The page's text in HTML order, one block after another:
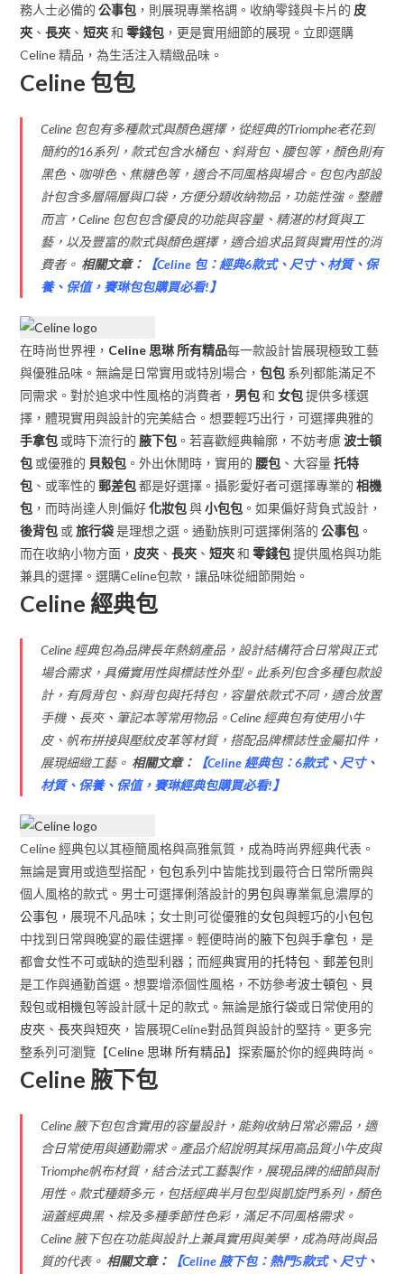
務人士必備的公事包 ，則展現專業格調。收納零錢與卡片的 皮
夾 、長夾 、短夾和零錢包 ，更是實用細節的展現。立即選購
Celine 精品，為生活注入精緻品味。
Celine 包包
Celine 包包有多種款式與顏色選擇，從經典的Triomphe老花到
簡約的16系列，款式包含水桶包、斜背包、腰包等，顏色則有
黑色、咖啡色、焦糖色等，適合不同風格與場合。包包內部設
計包含多層隔層與口袋，方便分類收納物品，功能性強。整體
而言，Celine 包包包含優良的功能與容量、精湛的材質與工
藝，以及豐富的款式與顏色選擇，適合追求品質與實用性的消
費者。 相關文章： 【Celine 包：經典6款式、尺寸、材質、保
養、保值，賽琳包包購買必看!】
在時尚世界裡， Celine 思琳 所有精品每一款設計皆展現極致工藝
與優雅品味。無論是日常實用或特別場合，包包 系列都能滿足不
同需求。對於追求中性風格的消費者， 男包和女包提供多樣選
擇，體現實用與設計的完美結合。想要輕巧出行，可選擇典雅的
手拿包 或時下流行的 腋下包 。若喜歡經典輪廓，不妨考慮波士頓
包 或優雅的 貝殼包 。外出休閒時，實用的 腰包 、大容量托特
包 、或率性的郵差包都是好選擇。攝影愛好者可選擇專業的相機
包 ，而時尚達人則偏好化妝包與小包包 。如果偏好背負式設計，
後背包 或旅行袋是理想之選。通勤族則可選擇俐落的公事包 。
而在收納小物方面， 皮夾 、長夾 、短夾和零錢包提供風格與功能
兼具的選擇。選購Celine包款，讓品味從細節開始。
Celine 經典包
Celine 經典包為品牌長年熱銷產品，設計結構符合日常與正式
場合需求，具備實用性與標誌性外型。此系列包含多種包款設
計，有肩背包、斜背包與托特包，容量依款式不同，適合放置
手機、長夾、筆記本等常用物品。Celine 經典包有使用小牛
皮、帆布拼接與壓紋皮革等材質，搭配品牌標誌性金屬扣件，
展現細緻工藝。 相關文章： 【Celine 經典包：6款式、尺寸、
材質、保養、保值，賽琳經典包購買必看!】
Celine 經典包以其極簡風格與高雅氣質，成為時尚界經典代表。
無論是實用或造型搭配，包包系列中皆能找到最符合日常所需與
個人風格的款式。男士可選擇俐落設計的男包與專業氣息濃厚的
公事包 ，展現不凡品味；女士則可從優雅的女包與輕巧的小包包
中找到日常與晚宴的最佳選擇。輕便時尚的腋下包與手拿包 ，是
都會女性不可或缺的造型利器；而經典實用的托特包 、郵差包則
是工作與通勤首選。想要增添個性風格，不妨參考波士頓包 、 貝
殼包或相機包等設計感十足的款式。無論是旅行袋或日常使用的
皮夾 、長夾與短夾 ，皆展現Celine對品質與設計的堅持。更多完
整系列可瀏覽【Celine 思琳 所有精品】探索屬於你的經典時尚。
Celine 腋下包
Celine 腋下包包含實用的容量設計，能夠收納日常必需品，適
合日常使用與通勤需求。產品介紹說明其採用高品質小牛皮與
Triomphe帆布材質，結合法式工藝製作，展現品牌的細節與耐
用性。款式種類多元，包括經典半月包型與凱旋門系列，顏色
涵蓋經典黑、棕及多種季節性色彩，滿足不同風格需求。
Celine 腋下包在功能與設計上兼具實用與美學，成為時尚與品
質的代表。 相關文章： 【Celine 腋下包：熱門5款式、尺寸、